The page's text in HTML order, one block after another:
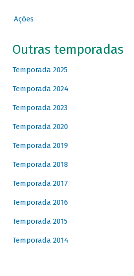
Ações
Outras temporadas
Temporada 2025
Temporada 2024
Temporada 2023
Temporada 2020
Temporada 2019
Temporada 2018
Temporada 2017
Temporada 2016
Temporada 2015
Temporada 2014